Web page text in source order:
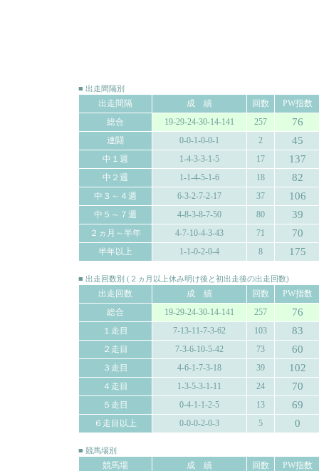
■ 出走間隔別
出走間隔 成 績 回数
PW指数
総合
19-29-24-30-14-141 257 76
連闘 0-0-1-0-0-1 2 45
中１週 1-4-3-3-1-5 17 137
中２週 1-1-4-5-1-6 18 82
中３～４週 6-3-2-7-2-17 37 106
中５～７週 4-8-3-8-7-50 80 39
２ヵ月～半年 4-7-10-4-3-43 71 70
半年以上 1-1-0-2-0-4 8 175
■ 出走回数別 (２ヵ月以上休み明け後と初出走後の出走回数)
出走回数 成 績 回数
PW指数
総合
19-29-24-30-14-141 257 76
１走目 7-13-11-7-3-62 103 83
２走目 7-3-6-10-5-42 73 60
３走目 4-6-1-7-3-18 39 102
４走目 1-3-5-3-1-11 24 70
５走目 0-4-1-1-2-5 13 69
６走目以上 0-0-0-2-0-3 5 0
■ 競馬場別
競馬場 成 績 回数
PW指数